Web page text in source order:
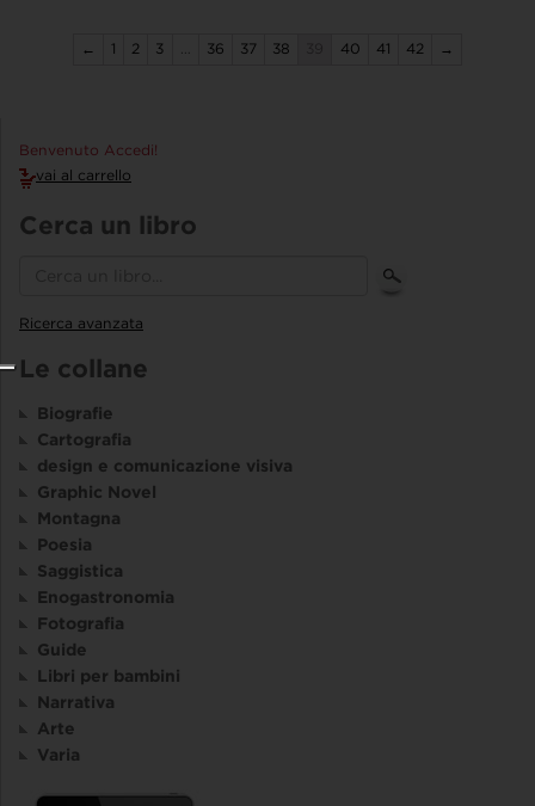
← 1 2 3 … 36 37 38 40 41 42 →
Benvenuto Accedi!
vai al carrello
Cerca un libro
Ricerca avanzata
Le collane
Biografie
Cartografia
design e comunicazione visiva
Graphic Novel
Montagna
Poesia
Saggistica
Enogastronomia
Fotografia
Guide
Libri per bambini
Narrativa
Arte
Varia